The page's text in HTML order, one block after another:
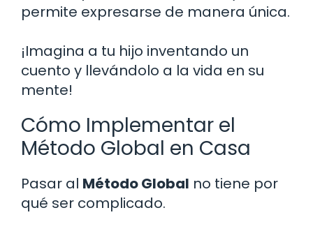
permite expresarse de manera única.
¡Imagina a tu hijo inventando un
cuento y llevándolo a la vida en su
mente!
Cómo Implementar el
Método Global en Casa
Pasar al Método Global no tiene por
qué ser complicado.